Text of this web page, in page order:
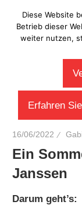
Inhalt
springen
16/06/2022 Gabi
Ein
Janssen
Darum geht’s:
Diese Website
Betrieb dieser
weiter nutzen,
Erfahren